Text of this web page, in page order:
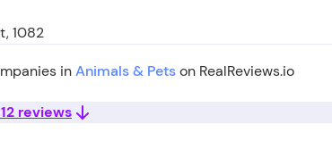
1082
inAnimals & Petson RealReviews.io
reviews